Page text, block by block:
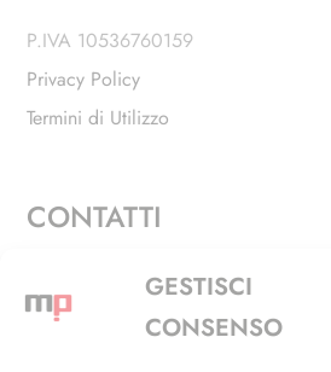
GESTISCI
CONSENSO
P.IVA 10536760159
Privacy Policy
Termini di Utilizzo
CONTATTI
Via Alfieri, 27 - Trezzano Sul
+39 02 4846 3155